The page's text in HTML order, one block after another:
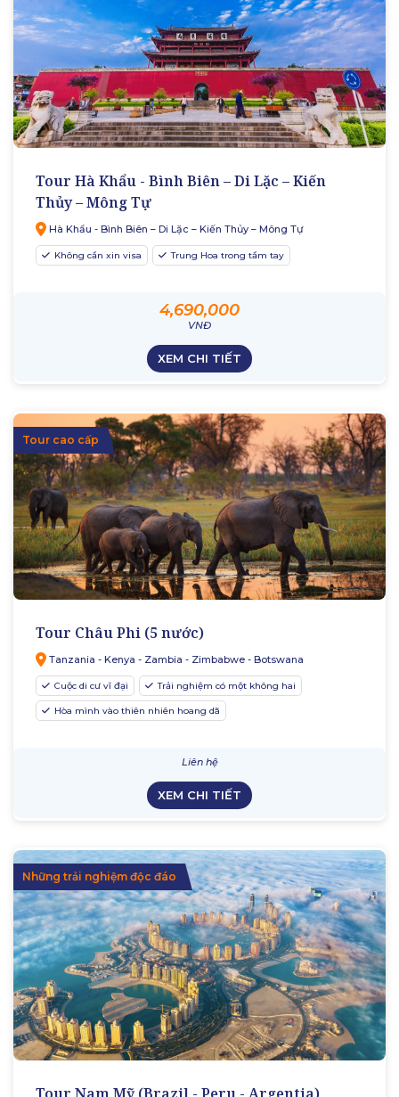
Tour Hà Khẩu - Bình Biên – Di Lặc – Kiến
Thủy – Mông Tự
Hà Khẩu - Bình Biên – Di Lặc – Kiến Thủy – Mông Tự
Không cần xin visa Trung Hoa trong tầm tay
4,690,000
VNĐ
XEM CHI TIẾT
Tour cao cấp
Tour Châu Phi (5 nước)
Tanzania - Kenya - Zambia - Zimbabwe - Botswana
Cuộc di cư vĩ đại Trải nghiệm có một không hai
Hòa mình vào thiên nhiên hoang dã
Liên hệ
XEM CHI TIẾT
Những trải nghiệm độc đáo
Tour Nam Mỹ (Brazil - Peru - Argentia)